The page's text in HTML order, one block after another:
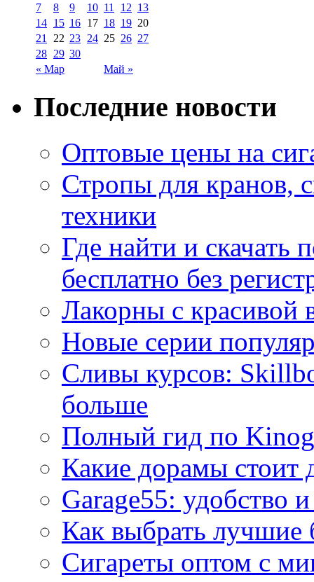
« Мар Май »
7
8 9 10 11 12 13
14 15 16 17 18 19 20
21
22 23 24 25 26 27
28 29 30
Последние новости
Оптовые цены на
Стропы для кранов,
техники
Где найти и
бесплатно без
Лакорны с красивой
Новые серии
Сливы курсов:
больше
Полный гид по
Какие дорамы стоит
Garage55: удобство
Как выбрать
Сигареты оптом с